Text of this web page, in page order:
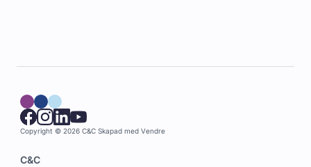
Copyright © 2026 C&C Skapad med Vendre
C&C